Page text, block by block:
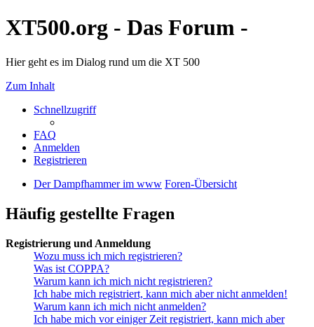
XT500.org - Das Forum -
Hier geht es im Dialog rund um die XT 500
Zum Inhalt
Schnellzugriff
FAQ
Anmelden
Registrieren
Der Dampfhammer im www Foren-Übersicht
Häufig gestellte Fragen
Registrierung und Anmeldung
Wozu muss ich mich registrieren?
Was ist COPPA?
Warum kann ich mich nicht registrieren?
Ich habe mich registriert, kann mich aber nicht anmelden!
Warum kann ich mich nicht anmelden?
Ich habe mich vor einiger Zeit registriert, kann mich aber